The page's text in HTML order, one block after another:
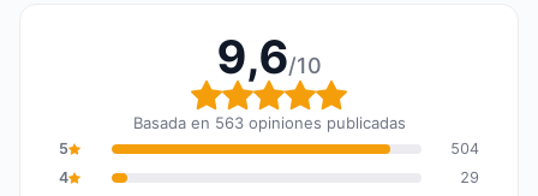
9,6/10
Calificación global: 9,6
Basada en 563 opiniones publicadas
5
504
4
29